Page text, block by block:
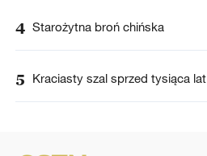
4 Starożytna broń chińska
5 Kraciasty szal sprzed tysiąca lat